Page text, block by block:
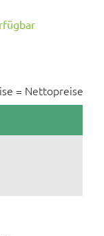
= Nettopreise